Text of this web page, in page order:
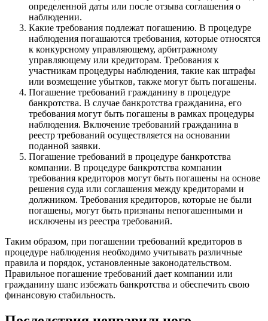
определенной даты или после отзыва соглашения о
наблюдении.
Какие требования подлежат погашению. В процедуре
наблюдения погашаются требования, которые относятся
к конкурсному управляющему, арбитражному
управляющему или кредиторам. Требования к
участникам процедуры наблюдения, такие как штрафы
или возмещение убытков, также могут быть погашены.
Погашение требований гражданину в процедуре
банкротства. В случае банкротства гражданина, его
требования могут быть погашены в рамках процедуры
наблюдения. Включение требований гражданина в
реестр требований осуществляется на основании
поданной заявки.
Погашение требований в процедуре банкротства
компании. В процедуре банкротства компании
требования кредиторов могут быть погашены на основе
решения суда или соглашения между кредиторами и
должником. Требования кредиторов, которые не были
погашены, могут быть признаны непогашенными и
исключены из реестра требований.
Таким образом, при погашении требований кредиторов в
процедуре наблюдения необходимо учитывать различные
правила и порядок, установленные законодательством.
Правильное погашение требований дает компании или
гражданину шанс избежать банкротства и обеспечить свою
финансовую стабильность.